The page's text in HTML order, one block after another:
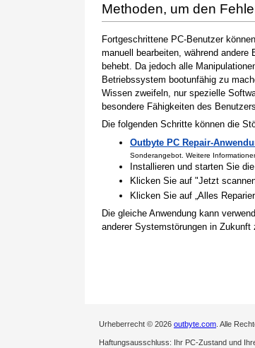
Methoden, um den
Fortgeschrittene PC-Benutzer
manuell bearbeiten, während
behebt. Da jedoch alle
Betriebssystem bootunfähig zu
Wissen zweifeln, nur spezielle
besondere Fähigkeiten des
Die folgenden Schritte können die
Outbyte PC Repair-
Sonderangebot. Weitere
Installieren und starten Sie
Klicken Sie auf "Jetzt
Klicken Sie auf „Alles
Die gleiche Anwendung kann
anderer Systemstörungen in Zukunft
Urheberrecht © 2026 outbyte.com . Alle
Haftungsausschluss: Ihr PC-Zustand und